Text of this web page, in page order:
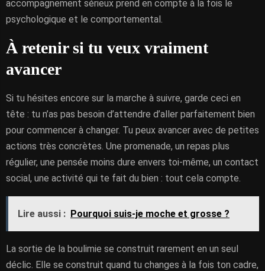
accompagnement sérieux prend en compte à la fois le
psychologique et le comportemental.
À retenir si tu veux vraiment
avancer
Si tu hésites encore sur la marche à suivre, garde ceci en
tête : tu n’as pas besoin d’attendre d’aller parfaitement bien
pour commencer à changer. Tu peux avancer avec de petites
actions très concrètes. Une promenade, un repas plus
régulier, une pensée moins dure envers toi-même, un contact
social, une activité qui te fait du bien : tout cela compte.
Lire aussi : Pourquoi suis-je moche et grosse ?
La sortie de la boulimie se construit rarement en un seul
déclic. Elle se construit quand tu changes à la fois ton cadre,